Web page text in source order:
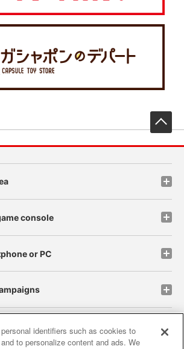
console
or PC
identifiers such as cookies to
to personalize content and ads. We